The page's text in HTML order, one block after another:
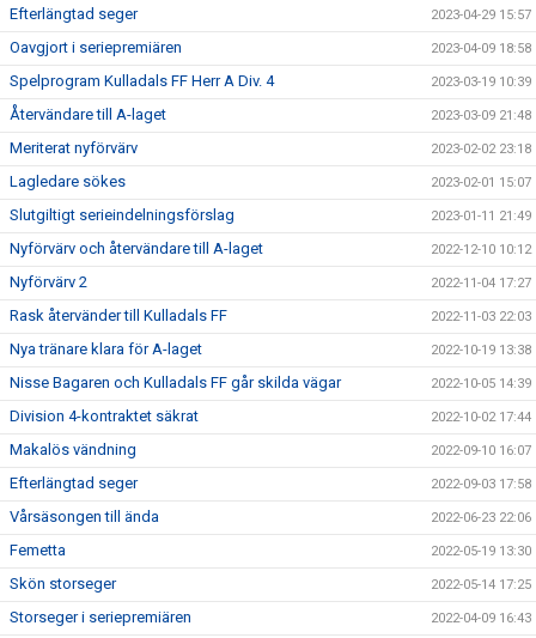
Efterlängtad seger 2023-04-29 15:57
Oavgjort i seriepremiären 2023-04-09 18:58
Spelprogram Kulladals FF Herr A Div. 4 2023-03-19 10:39
Återvändare till A-laget 2023-03-09 21:48
Meriterat nyförvärv 2023-02-02 23:18
Lagledare sökes 2023-02-01 15:07
Slutgiltigt serieindelningsförslag 2023-01-11 21:49
Nyförvärv och återvändare till A-laget 2022-12-10 10:12
Nyförvärv 2 2022-11-04 17:27
Rask återvänder till Kulladals FF 2022-11-03 22:03
Nya tränare klara för A-laget 2022-10-19 13:38
Nisse Bagaren och Kulladals FF går skilda vägar 2022-10-05 14:39
Division 4-kontraktet säkrat 2022-10-02 17:44
Makalös vändning 2022-09-10 16:07
Efterlängtad seger 2022-09-03 17:58
Vårsäsongen till ända 2022-06-23 22:06
Femetta 2022-05-19 13:30
Skön storseger 2022-05-14 17:25
Storseger i seriepremiären 2022-04-09 16:43